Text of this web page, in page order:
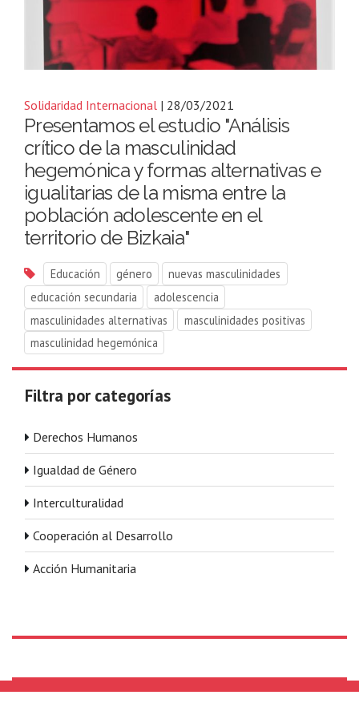
Solidaridad Internacional | 28/03/2021
Presentamos el estudio "Análisis
crítico de la masculinidad
hegemónica y formas alternativas e
igualitarias de la misma entre la
población adolescente en el
territorio de Bizkaia"
Educación género
nuevas masculinidades
educación secundaria
adolescencia
masculinidades alternativas
masculinidades positivas
masculinidad hegemónica
Filtra por categorías
Derechos Humanos
Igualdad de Género
Interculturalidad
Cooperación al Desarrollo
Acción Humanitaria